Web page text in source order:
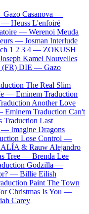
Gazo Casanova —
— Heuss L'enfoiré
— Werenoi Meuda
— Josman Interlude
1 2 3 4 — ZOKUSH
Joseph Kamel Nouvelles
(FR) DIE — Gazo
The Real Slim
— Eminem Traduction
Another Love
Eminem Traduction Can't
Traduction Last
— Imagine Dragons
Lose Control —
& Rauw Alejandro
Tree — Brenda Lee
Godzilla —
— Billie Eilish
Paint The Town
Christmas Is You —
Carey